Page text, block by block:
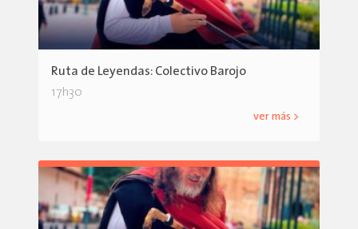
Ruta de Leyendas: Colectivo Barojo
17h30
ver más >